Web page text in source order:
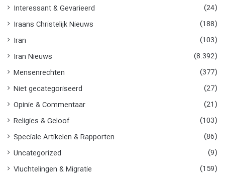
Interessant & Gevarieerd
(24)
Iraans Christelijk Nieuws
(188)
Iran
(103)
Iran Nieuws
(8.392)
Mensenrechten
(377)
Niet gecategoriseerd
(27)
Opinie & Commentaar
(21)
Religies & Geloof
(103)
Speciale Artikelen & Rapporten
(86)
Uncategorized
(9)
Vluchtelingen & Migratie
(159)